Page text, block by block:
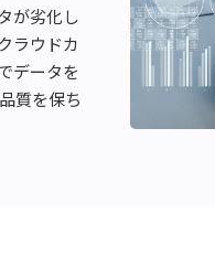
が劣化し
ラウドカ
データを
質を保ち